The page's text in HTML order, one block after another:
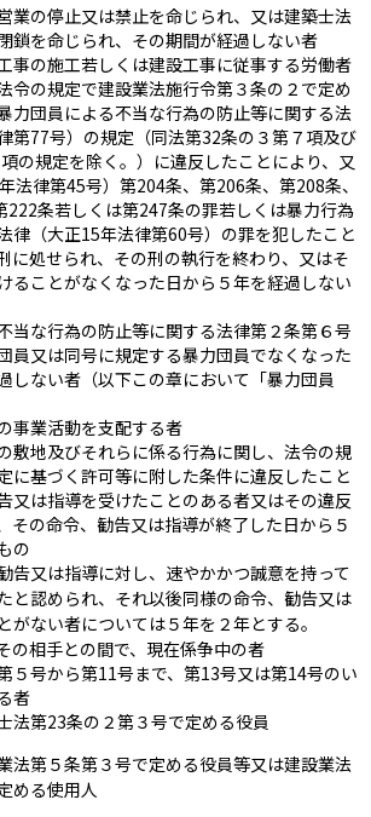
業の停止又は禁止を命じられ、又は建築士法
鎖を命じられ、その期間が経過しない者
事の施工若しくは建設工事に従事する労働者
令の規定で建設業法施行令第３条の２で定め
力団員による不当な行為の防止等に関する法
第77号）の規定（同法第32条の３第７項及び
の規定を除く。）に違反したことにより、又
法律第45号）第204条、第206条、第208条、
222条若しくは第247条の罪若しくは暴力行為
律（大正15年法律第60号）の罪を犯したこと
に処せられ、その刑の執行を終わり、又はそ
ることがなくなった日から５年を経過しない
当な行為の防止等に関する法律第２条第６号
員又は同号に規定する暴力団員でなくなった
しない者（以下この章において「暴力団員
事業活動を支配する者
敷地及びそれらに係る行為に関し、法令の規
に基づく許可等に附した条件に違反したこと
又は指導を受けたことのある者又はその違反
その命令、勧告又は指導が終了した日から５
の
告又は指導に対し、速やかかつ誠意を持って
と認められ、それ以後同様の命令、勧告又は
がない者については５年を２年とする。
の相手との間で、現在係争中の者
５号から第11号まで、第13号又は第14号のい
者
第23条の２第３号で定める役員
第５条第３号で定める役員等又は建設業法
める使用人